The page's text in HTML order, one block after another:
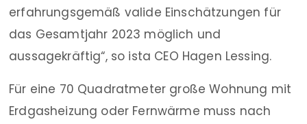
erfahrungsgemäß valide Einschätzungen für
das Gesamtjahr 2023 möglich und
aussagekräftig“, so ista CEO Hagen Lessing.
Für eine 70 Quadratmeter große Wohnung mit
Erdgasheizung oder Fernwärme muss nach